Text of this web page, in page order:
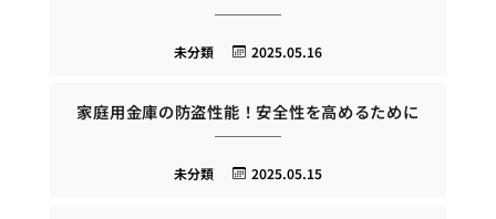
2025.05.16
未分類
家庭用金庫の防盗性能！安全性を高めるために
2025.05.15
未分類